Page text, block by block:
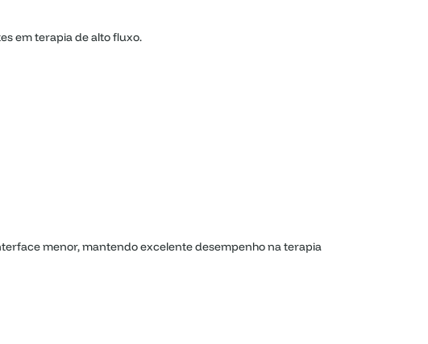
em terapia de alto fluxo.
menor, mantendo excelente desempenho na terapia